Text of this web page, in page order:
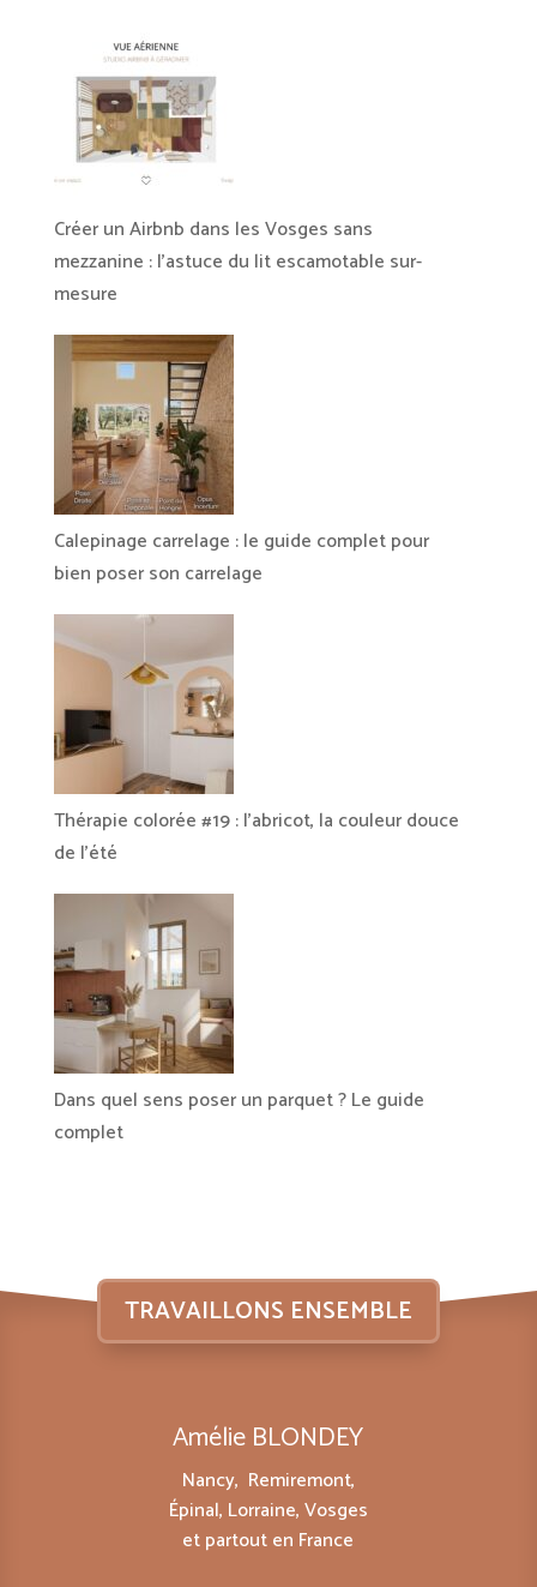
Créer un Airbnb dans les Vosges sans
mezzanine : l’astuce du lit escamotable sur-
mesure
Calepinage carrelage : le guide complet pour
bien poser son carrelage
Thérapie colorée #19 : l’abricot, la couleur douce
de l’été
Dans quel sens poser un parquet ? Le guide
complet
TRAVAILLONS ENSEMBLE
Amélie BLONDEY
Nancy, Remiremont,
Épinal, Lorraine, Vosges
et partout en France